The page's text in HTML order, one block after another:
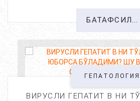
БАТАФСИЛ...
ГЕПАТОЛОГИЯ
ВИРУСЛИ ГЕПАТИТ В НИ